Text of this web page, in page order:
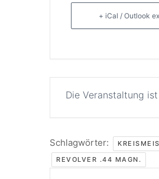
+ iCal / Outlook
Die Veranstaltung
Schlagwörter:
REVOLVER .44 MAGN.